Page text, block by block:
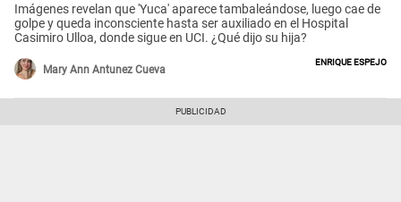
Imágenes revelan que 'Yuca' aparece tambaleándose, luego cae de
golpe y queda inconsciente hasta ser auxiliado en el Hospital
Casimiro Ulloa, donde sigue en UCI. ¿Qué dijo su hija?
Mary Ann Antunez Cueva
Enrique Espejo